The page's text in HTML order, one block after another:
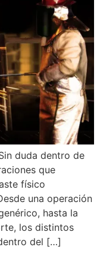
duda dentro de
que
físico
una operación
hasta la
los distintos
del […]